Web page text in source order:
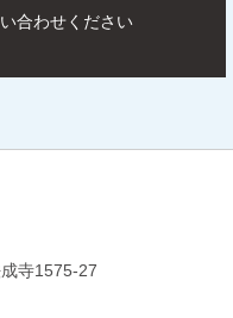
合わせください
寺1575-27